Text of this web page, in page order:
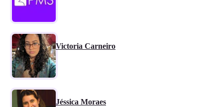
Victoria Carneiro
Jéssica Moraes